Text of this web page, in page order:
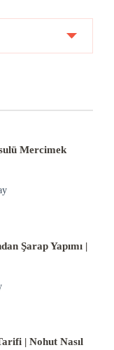
Mercimek
Şarap Yapımı |
| Nohut Nasıl